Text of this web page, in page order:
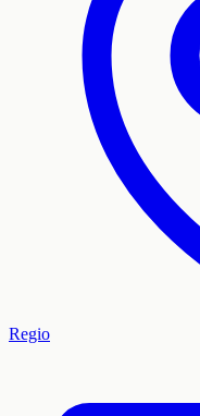
Regio